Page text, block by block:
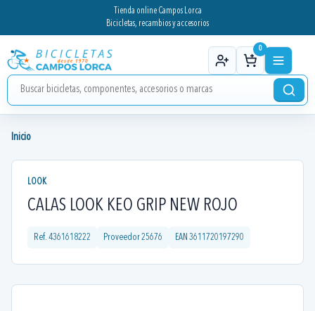
Tienda online Campos Lorca
Bicicletas, recambios y accesorios
0
Inicio
LOOK
CALAS LOOK KEO GRIP NEW ROJO
Ref. 4361618222 Proveedor25676 EAN 3611720197290